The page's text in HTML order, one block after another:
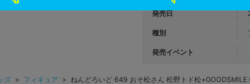
発売日
種別
発売イベント
ズ > フィギュア > ねんどろいど 649 おそ松さん 松野トド松